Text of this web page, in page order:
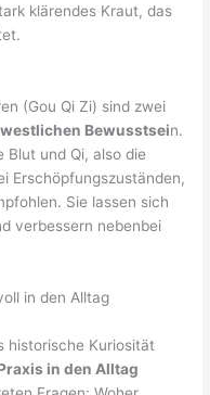
klärendes Kraut, das
(Gou Qi Zi) sind zwei
Bewusstsein.
Blut und Qi, also die
Erschöpfungszuständen,
Sie lassen sich
verbessern nebenbei
in den Alltag
historische Kuriosität
in den Alltag